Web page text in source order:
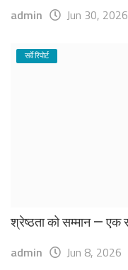
admin Jun 30, 2026
सर्वे रिपोर्ट
श्रेष्ठता को सम्मान — एक
admin Jun 8, 2026